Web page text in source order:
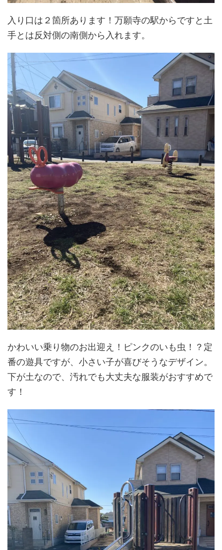
入り口は２箇所あります！万願寺の駅からですと土
手とは反対側の南側から入れます。
かわいい乗り物のお出迎え！ピンクのいも虫！？定
番の遊具ですが、小さい子が喜びそうなデザイン。
下が土なので、汚れでも大丈夫な服装がおすすめで
す！